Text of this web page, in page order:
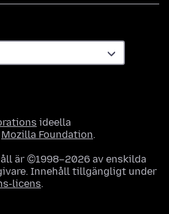
ideella
Mozilla Foundation.
är ©1998–2026 av enskilda
Innehåll tillgängligt under
licens.